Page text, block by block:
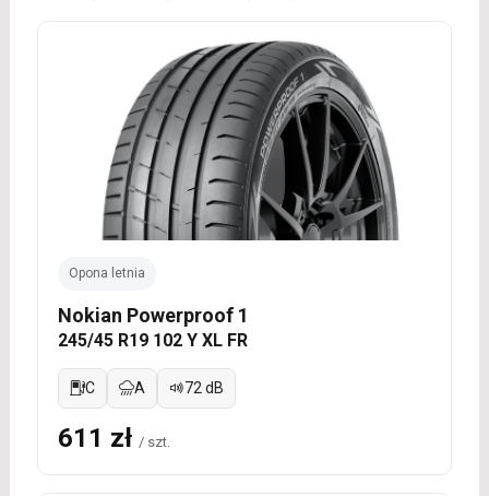
Opona letnia
Nokian Powerproof 1
245/45 R19 102 Y XL FR
C A 72 dB
611 zł / szt.